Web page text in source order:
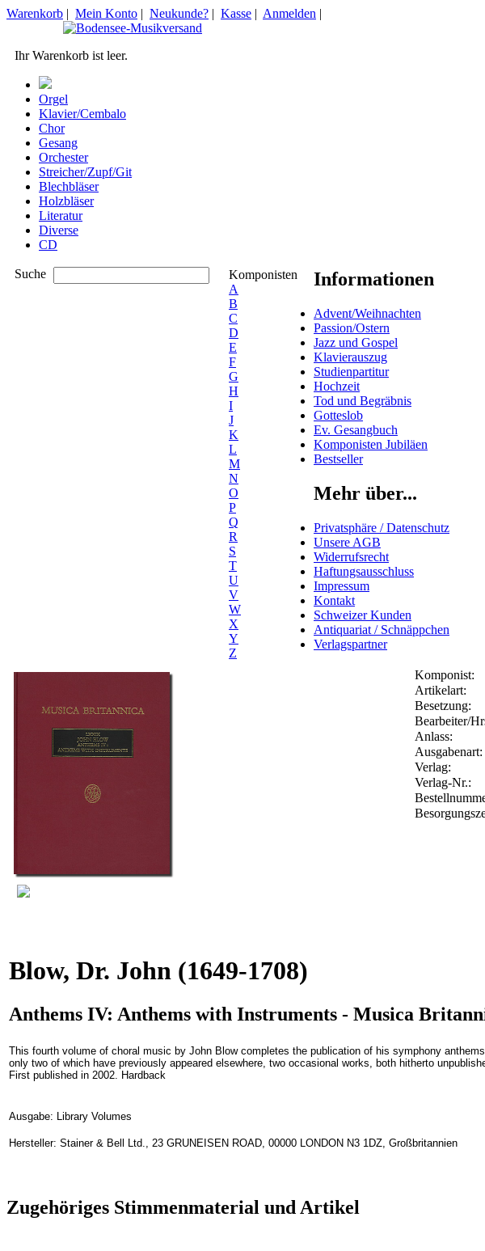
Warenkorb | Mein Konto | Neukunde? | Kasse | Anmelden |
Ihr Warenkorb ist leer.
Orgel
Klavier/Cembalo
Chor
Gesang
Orchester
Streicher/Zupf/Git
Blechbläser
Holzbläser
Literatur
Diverse
CD
Suche
Komponisten
A
B
C
D
E
F
G
H
I
J
K
L
M
N
O
P
Q
R
S
T
U
V
W
X
Y
Z
Informationen
Advent/Weihnachten
Passion/Ostern
Jazz und Gospel
Klavierauszug
Studienpartitur
Hochzeit
Tod und Begräbnis
Gotteslob
Ev. Gesangbuch
Komponisten Jubiläen
Bestseller
Mehr über...
Privatsphäre / Datenschutz
Unsere AGB
Widerrufsrecht
Haftungsausschluss
Impressum
Kontakt
Schweizer Kunden
Antiquariat / Schnäppchen
Verlagspartner
Komponist:
Artikelart:
Besetzung:
Bearbeiter/
Anlass:
Ausgabenart:
Verlag:
Verlag-Nr.:
Blow, Dr. John (1649-1708)
Anthems IV: Anthems with Instruments - Musica
This fourth volume of choral music by John Blow completes the publication of his symphony
only two of which have previously appeared elsewhere, two occasional works, both hitherto
First published in 2002. Hardback
Ausgabe: Library Volumes
Hersteller: Stainer & Bell Ltd., 23 GRUNEISEN ROAD, 00000 LONDON N3 1DZ, Großbritannien
Zugehöriges Stimmenmaterial und Artikel